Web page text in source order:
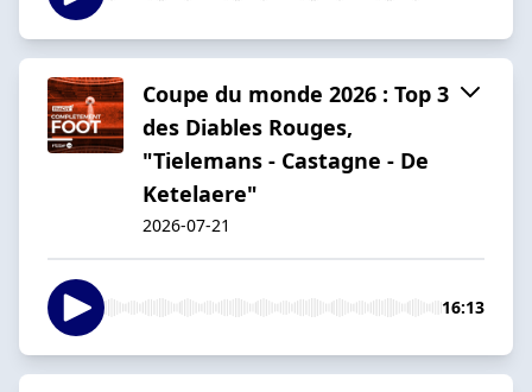
Coupe du monde 2026 : Top 3
des Diables Rouges,
"Tielemans - Castagne - De
Ketelaere"
2026-07-21
16:13